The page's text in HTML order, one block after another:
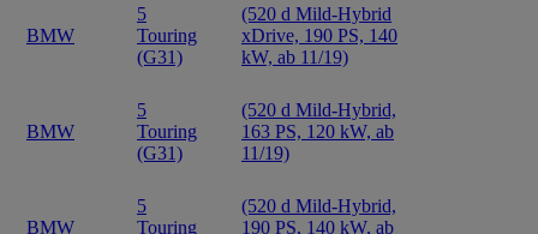
BMW
5
Touring
(G31)
(520 d Mild-Hybrid
xDrive, 190 PS, 140
kW, ab 11/19)
BMW
5
Touring
(G31)
(520 d Mild-Hybrid,
163 PS, 120 kW, ab
11/19)
BMW
5
Touring
(520 d Mild-Hybrid,
190 PS, 140 kW, ab